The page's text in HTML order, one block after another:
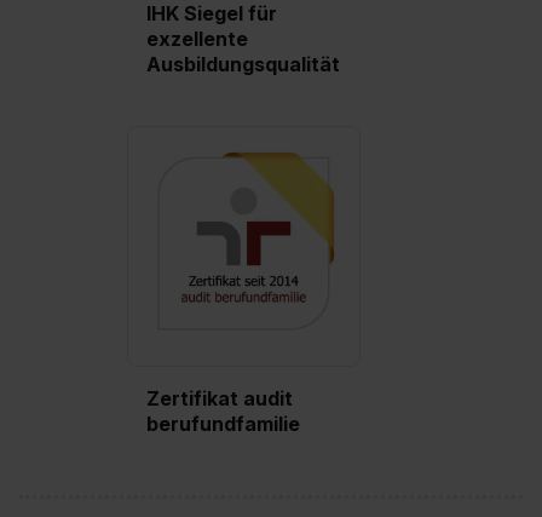
IHK Siegel für
exzellente
Ausbildungsqualität
Zertifikat audit
berufundfamilie